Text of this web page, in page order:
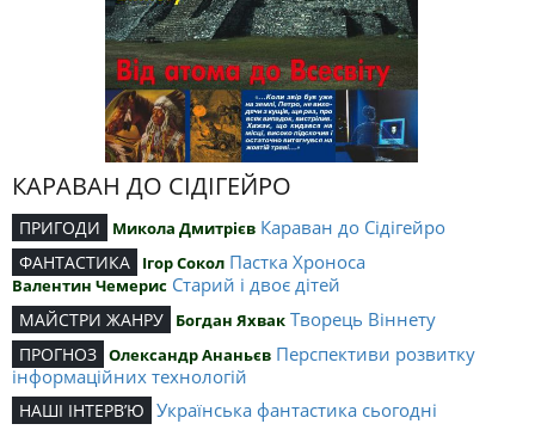
КАРАВАН ДО СІДІГЕЙРО
ПРИГОДИ Микола Дмитрієв Караван до Сідігейро
ФАНТАСТИКА Ігор Сокол Пастка Хроноса
Валентин Чемерис Старий і двоє дітей
МАЙСТРИ ЖАНРУ Богдан Яхвак Творець Віннету
ПРОГНОЗ Олександр Ананьєв Перспективи розвитку
інформаційних технологій
НАШІ ІНТЕРВ’Ю Українська фантастика сьогодні